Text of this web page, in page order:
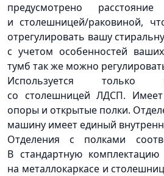
предусмотрено
и столешницей/раковиной,
отрегулировать вашу
с учетом особенностей
тумб так же можно
Используется только
со столешницей ЛДСП. Имеет
опоры и открытые полки.
машину имеет единый
Отделения с полками
В стандартную
на металлокаркасе и